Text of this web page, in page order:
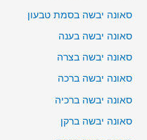
סאונה יבשה בסמת טבעון
סאונה יבשה בענה
סאונה יבשה בצרה
סאונה יבשה ברכה
סאונה יבשה ברכיה
סאונה יבשה ברקן